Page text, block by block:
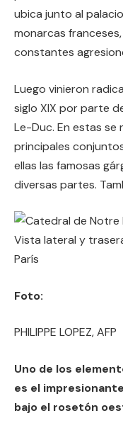
ubica junto al
monarcas
constantes
Luego vinieron
siglo XIX por parte
Le-Duc. En estas
principales
ellas las famosas
diversas partes.
Vista lateral y
París
Foto:
PHILIPPE LOPEZ, AFP
Uno de los
es el
bajo el rosetón